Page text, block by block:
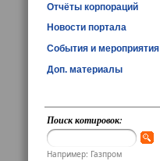
Отчёты корпораций
Новости портала
События и мероприятия
Доп. материалы
Поиск котировок:
Например: Газпром